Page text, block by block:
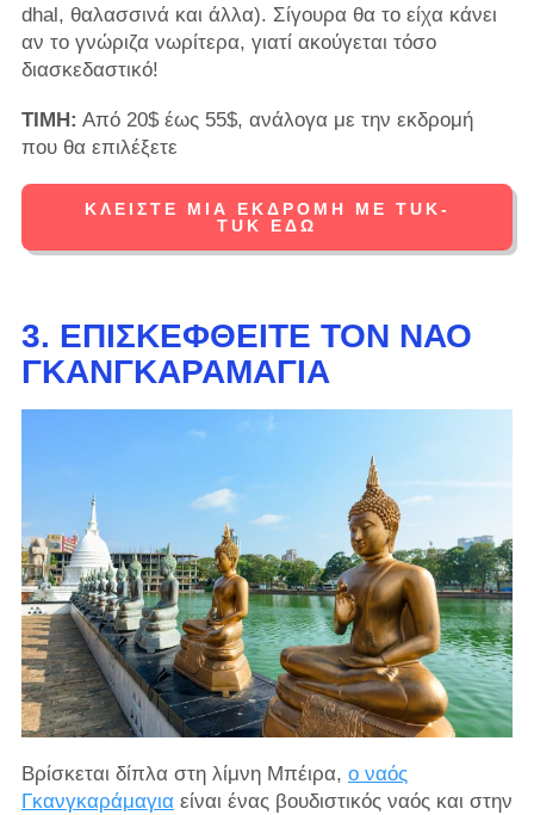
dhal, θαλασσινά και άλλα). Σίγουρα θα το είχα κάνει
αν το γνώριζα νωρίτερα, γιατί ακούγεται τόσο
διασκεδαστικό!
ΤΙΜΗ: Από 20$ έως 55$, ανάλογα με την εκδρομή
που θα επιλέξετε
ΚΛΕΊΣΤΕ ΜΙΑ ΕΚΔΡΟΜΉ ΜΕ TUK-
TUK ΕΔΏ
3. ΕΠΙΣΚΕΦΘΕΊΤΕ ΤΟΝ ΝΑΌ
ΓΚΑΝΓΚΑΡΑΜΆΓΙΑ
Βρίσκεται δίπλα στη λίμνη Μπέιρα, ο ναός
Γκανγκαράμαγιαείναι ένας βουδιστικός ναός και στην